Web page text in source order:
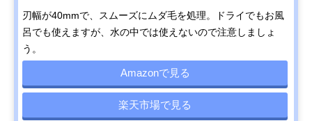
刃幅が40mmで、スムーズにムダ毛を処理。ドライでもお風
呂でも使えますが、水の中では使えないので注意しましょ
う。
Amazonで見る
楽天市場で見る